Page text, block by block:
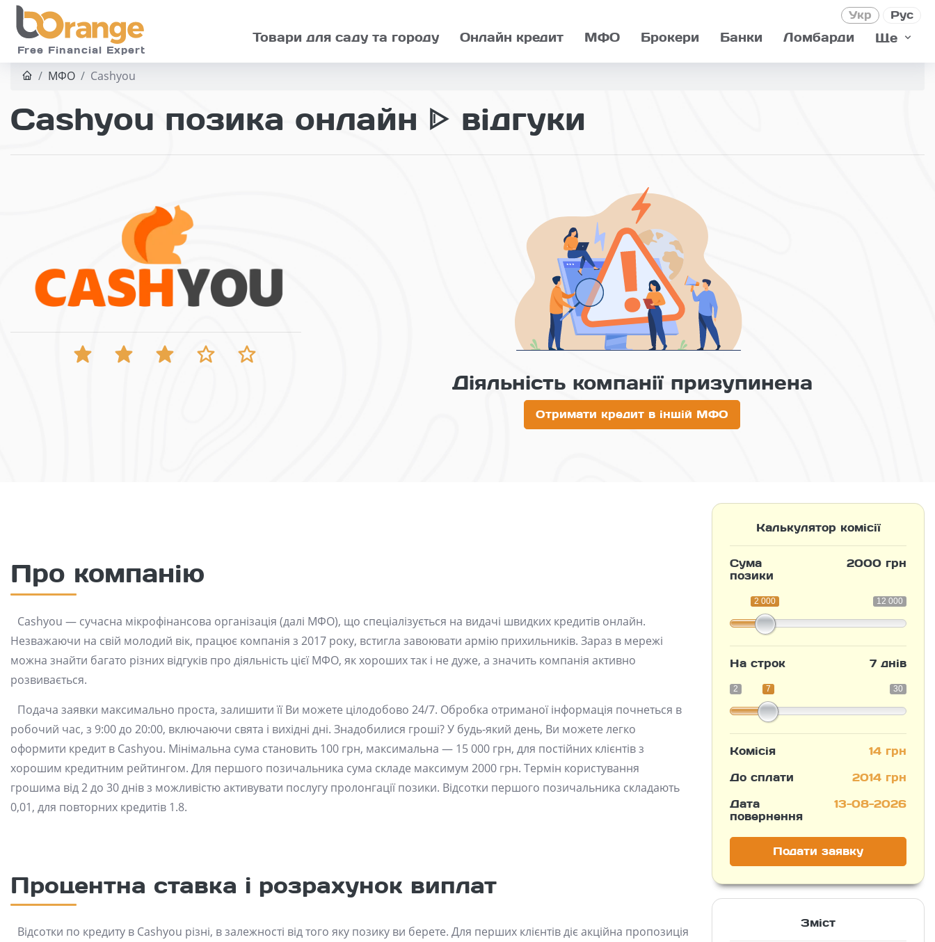
Skip to main
Free Financial Expert
Рус
Укр
Товари для саду та городу Онлайн кредит МФО Брокери Банки Ломбарди Ще
МФО Cashyou
Cashyou позика онлайн ᐈ відгуки
Діяльність компанії призупинена
Отримати кредит в іншій МФО
Про компанію
Cashyou — сучасна мікрофінансова організація (далі МФО), що спеціалізується на видачі швидких кредитів онлайн.
Незважаючи на свій молодий вік, працює компанія з 2017 року, встигла завоювати армію прихильників. Зараз в мережі
можна знайти багато різних відгуків про діяльність цієї МФО, як хороших так і не дуже, а значить компанія активно
розвивається.
Подача заявки максимально проста, залишити її Ви можете цілодобово 24/7. Обробка отриманої інформація почнеться в
робочий час, з 9:00 до 20:00, включаючи свята і вихідні дні. Знадобилися гроші? У будь-який день, Ви можете легко
оформити кредит в Cashyou. Мінімальна сума становить 100 грн, максимальна — 15 000 грн, для постійних клієнтів з
хорошим кредитним рейтингом. Для першого позичальника сума складе максимум 2000 грн. Термін користування
грошима від 2 до 30 днів з можливістю активувати послугу пролонгації позики. Відсотки першого позичальника складають
0,01, для повторних кредитів 1.8.
Процентна ставка і розрахунок виплат
Відсотки по кредиту в Cashyou різні, в залежності від того яку позику ви берете. Для перших клієнтів діє акційна пропозиція
Калькулятор комісії
Сума
позики
2000 грн
12 000
2 000
На строк 7 днів
2 30
7
Комісія
14 грн
До сплати
2014 грн
Дата
повернення
13-08-2026
Подати заявку
Зміст